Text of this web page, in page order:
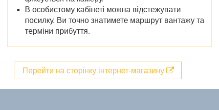
В особистому кабінеті можна відстежувати
посилку. Ви точно знатимете маршрут вантажу та
терміни прибуття.
Перейти на сторінку інтернет-магазину